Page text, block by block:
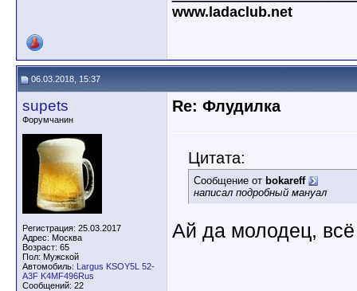
www.ladaclub.net
06.03.2018, 15:37
supets
Форумчанин
Регистрация: 25.03.2017
Адрес: Москва
Возраст: 65
Пол: Мужской
Автомобиль: Largus KSOY5L 52-
A3F K4MF496Rus
Сообщений: 22
Re: Флудилка
Цитата:
Сообщение от bokareff
написал подробный мануал
Ай да молодец,